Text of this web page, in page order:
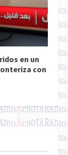
en un
con